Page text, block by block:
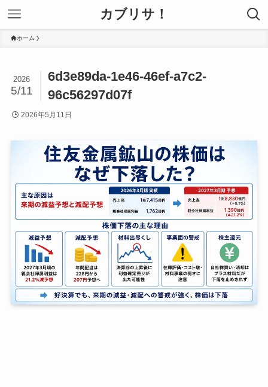
カブリサ！
ホーム
6d3e89da-1e46-46ef-a7c2-
96c56297d07f
2026
5/11
2026年5月11日